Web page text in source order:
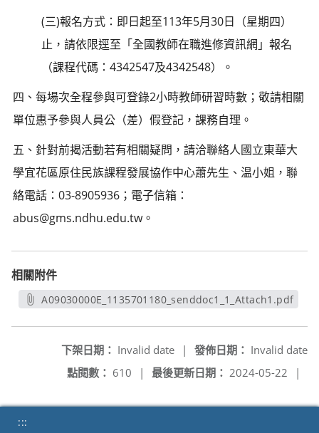
(三)報名方式：即日起至113年5月30日（星期四）
止，請依限逕至「全國教師在職進修資訊網」報名
（課程代碼：4342547及4342548）。
四、每場次全程參與可登錄2小時教師研習時數；敬請相關
單位惠予參與人員公（差）假登記，課務自理。
五、針對前揭活動若有相關疑問，請洽聯絡人國立東華大
學宜花區原住民族課程發展協作中心蕭先生、温小姐，聯
絡電話：03-8905936；電子信箱：
abus@gms.ndhu.edu.tw。
相關附件
A09030000E_1135701180_senddoc1_1_Attach1.pdf
發佈日期： Invalid date
下架日期： Invalid date
|
最後更新日期： 2024-05-22 |
點閱數： 610 |
:::